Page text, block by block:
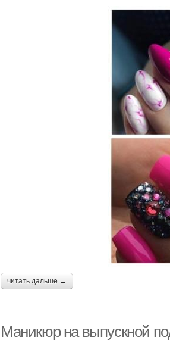
читать дальше →
Маникюр на выпускной